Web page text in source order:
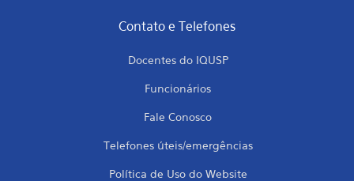
Contato e Telefones
Docentes do IQUSP
Funcionários
Fale Conosco
Telefones úteis/emergências
Política de Uso do Website